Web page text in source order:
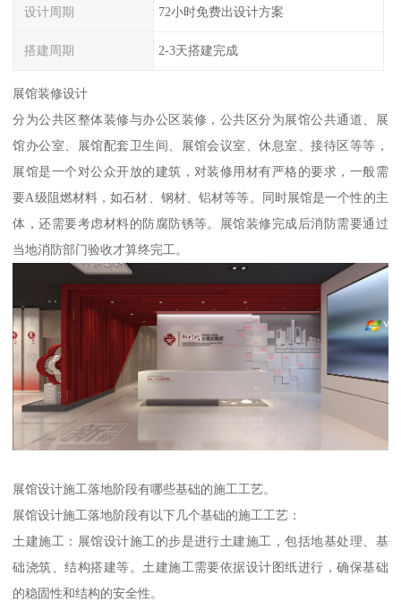
设计周期 72小时免费出设计方案
搭建周期 2-3天搭建完成
展馆装修设计
分为公共区整体装修与办公区装修，公共区分为展馆公共通道、展
馆办公室、展馆配套卫生间、展馆会议室、休息室、接待区等等，
展馆是一个对公众开放的建筑，对装修用材有严格的要求，一般需
要A级阻燃材料，如石材、钢材、铝材等等。同时展馆是一个性的主
体，还需要考虑材料的防腐防锈等。展馆装修完成后消防需要通过
当地消防部门验收才算终完工。
展馆设计施工落地阶段有哪些基础的施工工艺。
展馆设计施工落地阶段有以下几个基础的施工工艺：
土建施工：展馆设计施工的步是进行土建施工，包括地基处理、基
础浇筑、结构搭建等。土建施工需要依据设计图纸进行，确保基础
的稳固性和结构的安全性。